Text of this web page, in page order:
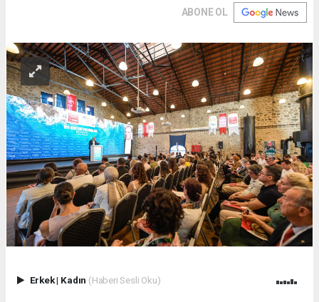
ABONE OL
Erkek| Kadın (Haberi Sesli Oku)